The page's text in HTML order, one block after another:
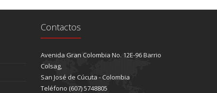
Contactos
Avenida Gran Colombia No. 12E-96 Barrio
Colsag,
San José de Cúcuta - Colombia
Teléfono (607) 5748805